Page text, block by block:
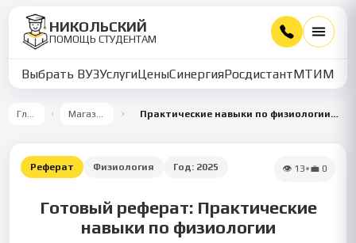
НИКОЛЬСКИЙ
ПОМОЩЬ СТУДЕНТАМ
Выбрать ВУЗУслугиЦеныСинергияРосдистантМТИММУ
Главная Магазин работ Практические навыки по физиологии и функциональной диагностике
Реферат Физиология Год: 2025 👁 13•💼 0
Готовый реферат: Практические
навыки по физиологии